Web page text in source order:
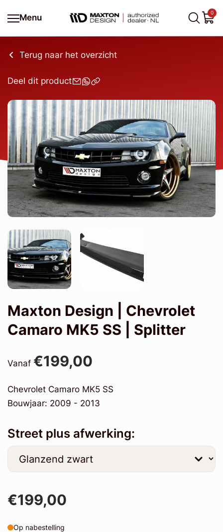
Menu
0
Terug naar het overzicht
Deel dit product
Maxton Design | Chevrolet
Camaro MK5 SS | Splitter
Vanaf €199,00
Chevrolet Camaro MK5 SS
Bouwjaar: 2009 - 2013
Street plus afwerking:
€199,00
Op nabestelling